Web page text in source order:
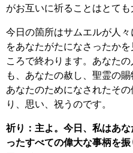
がお互いに祈ることはとても
今日の箇所はサムエルが人
をあなたがたになさったか
ころで終わります。あなた
も、あなたの赦し、聖霊の
あなたのためになされたそ
り、思い、祝うのです。
祈り：主よ。今日、私はあ
ったすべての偉大な事柄を